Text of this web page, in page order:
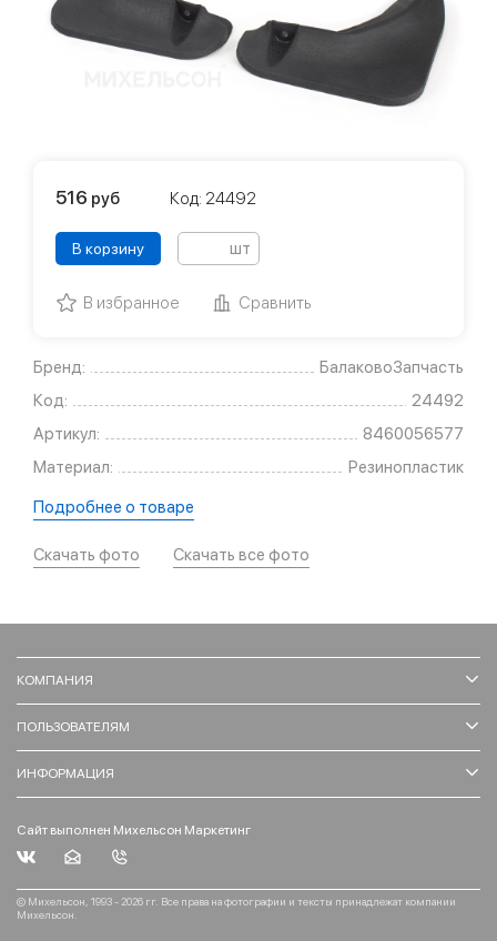
Бренд:
БалаковоЗапчасть
Код:
24492
Артикул:
8460056577
Материал:
Резинопластик
Подробнее о товаре
Скачать фото Скачать все фото
516 руб Код: 24492
В корзину шт
В избранное Сравнить
КОМПАНИЯ
ПОЛЬЗОВАТЕЛЯМ
ИНФОРМАЦИЯ
Сайт выполнен Михельсон Маркетинг
© Михельсон, 1993 - 2026 гг. Все права на фотографии и тексты принадлежат компании
Михельсон.